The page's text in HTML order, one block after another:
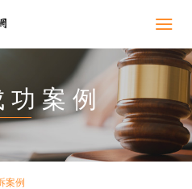
案例
案例